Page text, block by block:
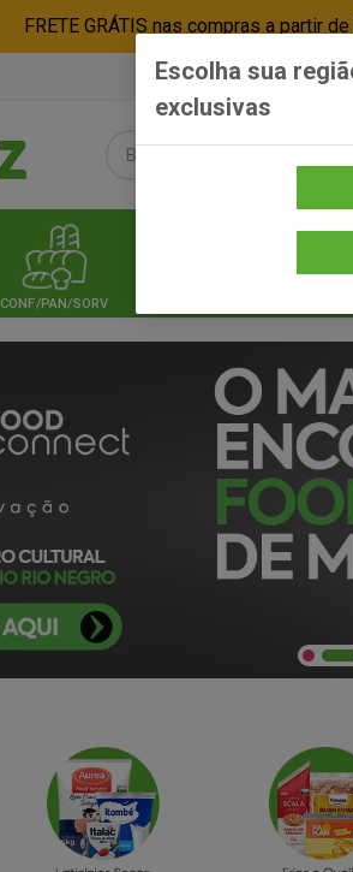
FRETE GRÁTIS nas compras a partir
CONF/PAN/SORV
Escolha sua
exclusivas